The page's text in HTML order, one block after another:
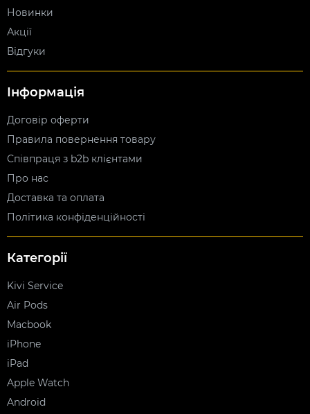
Новинки
Акції
Відгуки
Інформація
Договір оферти
Правила повернення товару
Співпраця з b2b клієнтами
Про нас
Доставка та оплата
Політика конфіденційності
Категорії
Kivi Service
Air Pods
Macbook
iPhone
iPad
Apple Watch
Android